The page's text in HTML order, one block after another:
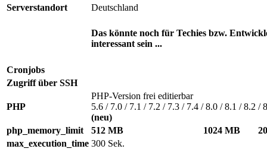
Serverstandort
Deutschland
Das könnte noch für Techies bzw.
interessant sein ...
Cronjobs
Zugriff über SSH
PHP
PHP-Version frei editierbar
5.6 / 7.0 / 7.1 / 7.2 / 7.3 / 7.4 / 8.0 / 8.1 / 8.2 /
(neu)
php_memory_limit
512 MB 1024 MB
max_execution_time 300 Sek.